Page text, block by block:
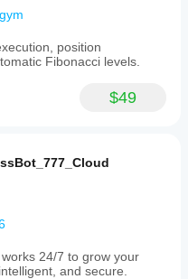
position
Fibonacci levels.
$49
24/7 to grow your
and secure.